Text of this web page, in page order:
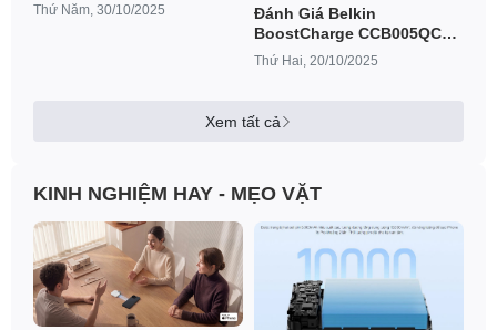
Thứ Năm, 30/10/2025
Đánh Giá Belkin
BoostCharge CCB005QCBK
– Sạc Ô Tô Hai Cổng 42W
Chuẩn PD + Quick Charge
Thứ Hai, 20/10/2025
Xem tất cả
KINH NGHIỆM HAY - MẸO VẶT